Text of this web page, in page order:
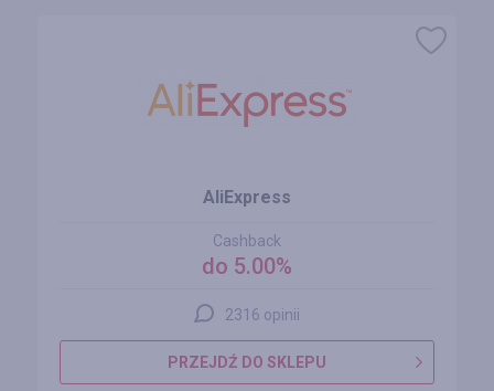
AliExpress
Cashback
do 5.00%
2316 opinii
PRZEJDŹ DO SKLEPU